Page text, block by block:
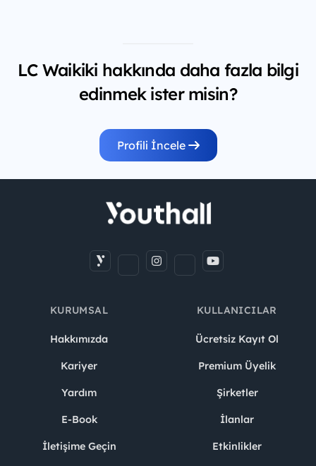
LC Waikiki hakkında daha fazla bilgi
edinmek ister misin?
Profili İncele
KURUMSAL
Hakkımızda
Kariyer
Yardım
E-Book
İletişime Geçin
KULLANICILAR
Ücretsiz Kayıt Ol
Premium Üyelik
Şirketler
İlanlar
Etkinlikler